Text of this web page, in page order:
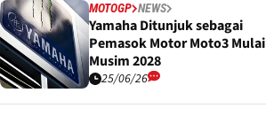
MOTOGP NEWS
Yamaha Ditunjuk sebagai
Pemasok Motor Moto3 Mulai
Musim 2028
25/06/26